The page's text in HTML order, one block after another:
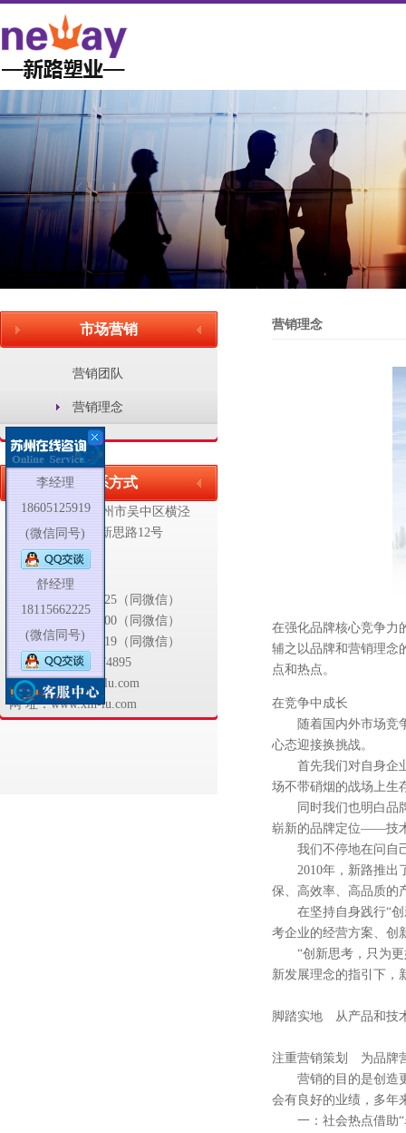
市场营销
营销团队
营销理念
联系方式
地 址：江苏省苏州市吴中区横泾
工业园区新思路12号
联系人:
舒经理18115662225（同微信）
胡经理13739170500（同微信）
李经理18605125919（同微信）
电 话：0512-66374895
邮 箱：info@xin-lu.com
网 址：www.xin-lu.com
营销理念
在强化品牌核心竞争力
辅之以品牌和营销理念
点和热点。
在竞争中成长
随着国内外市场竞争
心态迎接换挑战。
首先我们对自身企业
场不带硝烟的战场上生
同时我们也明白品牌
崭新的品牌定位——技
我们不停地在问自己
2010年，新路推出了
保、高效率、高品质的
在坚持自身践行“创
考企业的经营方案、创
“创新思考，只为更
新发展理念的指引下，
脚踏实地 从产品和技
注重营销策划 为品牌
营销的目的是创造更
会有良好的业绩，多
一：社会热点借助“
李经理
18605125919
(微信同号)
舒经理
18115662225
(微信同号)